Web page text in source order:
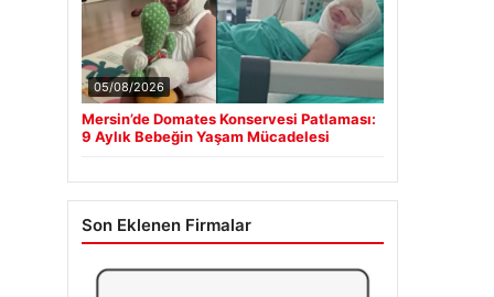
05/08/2026
Mersin’de Domates Konservesi Patlaması:
9 Aylık Bebeğin Yaşam Mücadelesi
Son Eklenen Firmalar